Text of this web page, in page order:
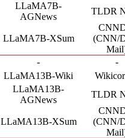
LLaMA7B-
AGNews
TLDR
LLaMA7B-XSum
(CNN/
-
-
LLaMA13B-Wiki
LLaMA13B-
AGNews
TLDR
LLaMA13B-XSum
(CNN/